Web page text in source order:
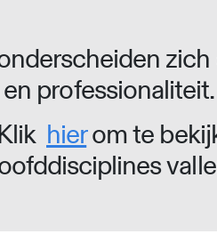
hierom te